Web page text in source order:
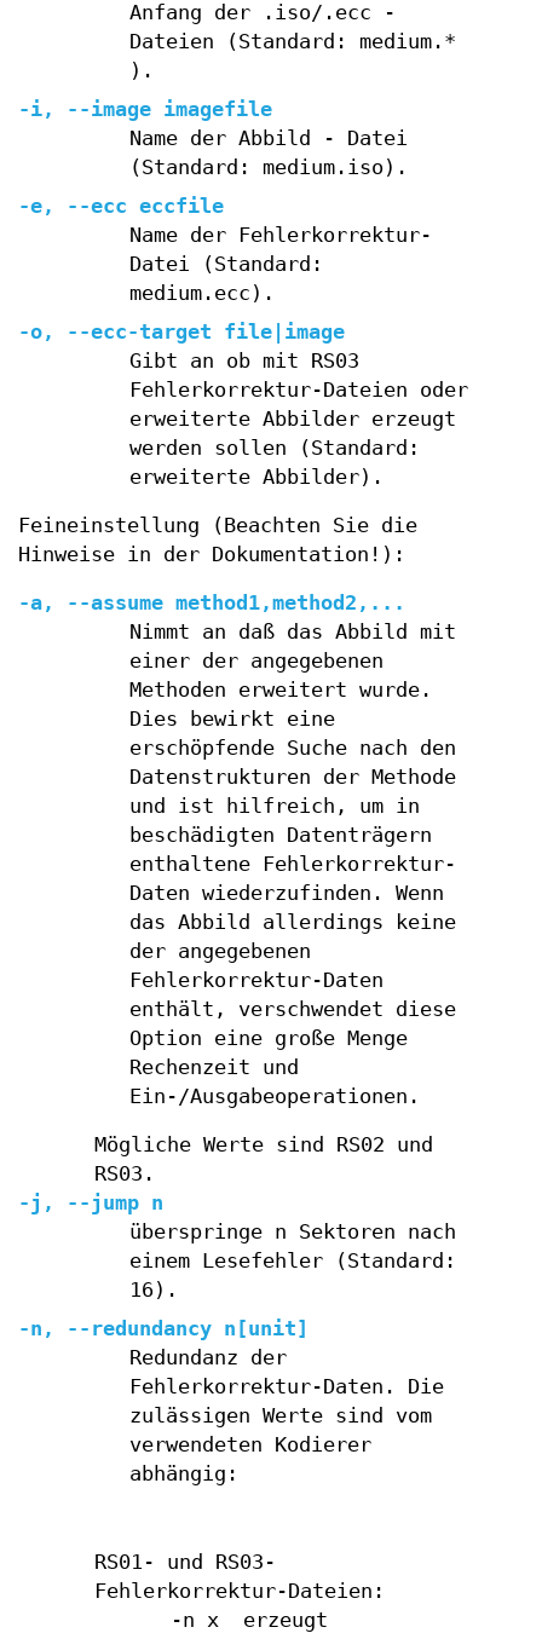
Anfang der .iso/.ecc -
Dateien (Standard: medium.*
).
-i, --image imagefile
Name der Abbild - Datei
(Standard: medium.iso).
-e, --ecc eccfile
Name der Fehlerkorrektur-
Datei (Standard:
medium.ecc).
-o, --ecc-target file|image
Gibt an ob mit RS03
Fehlerkorrektur-Dateien oder
erweiterte Abbilder erzeugt
werden sollen (Standard:
erweiterte Abbilder).
Feineinstellung (Beachten Sie die
Hinweise in der Dokumentation!):
-a, --assume method1,method2,...
Nimmt an daß das Abbild mit
einer der angegebenen
Methoden erweitert wurde.
Dies bewirkt eine
erschöpfende Suche nach den
Datenstrukturen der Methode
und ist hilfreich, um in
beschädigten Datenträgern
enthaltene Fehlerkorrektur-
Daten wiederzufinden. Wenn
das Abbild allerdings keine
der angegebenen
Fehlerkorrektur-Daten
enthält, verschwendet diese
Option eine große Menge
Rechenzeit und
Ein-/Ausgabeoperationen.
Mögliche Werte sind RS02 und
RS03.
-j, --jump n
überspringe n Sektoren nach
einem Lesefehler (Standard:
16).
-n, --redundancy n[unit]
Redundanz der
Fehlerkorrektur-Daten. Die
zulässigen Werte sind vom
verwendeten Kodierer
abhängig:
RS01- und RS03-
Fehlerkorrektur-Dateien:
-n x erzeugt